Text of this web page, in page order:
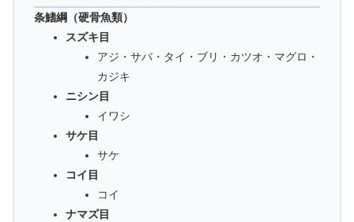
条鰭綱（硬骨魚類）
スズキ目
アジ・サバ・タイ・ブリ・カツオ・マグロ・
カジキ
ニシン目
イワシ
サケ目
サケ
コイ目
コイ
ナマズ目